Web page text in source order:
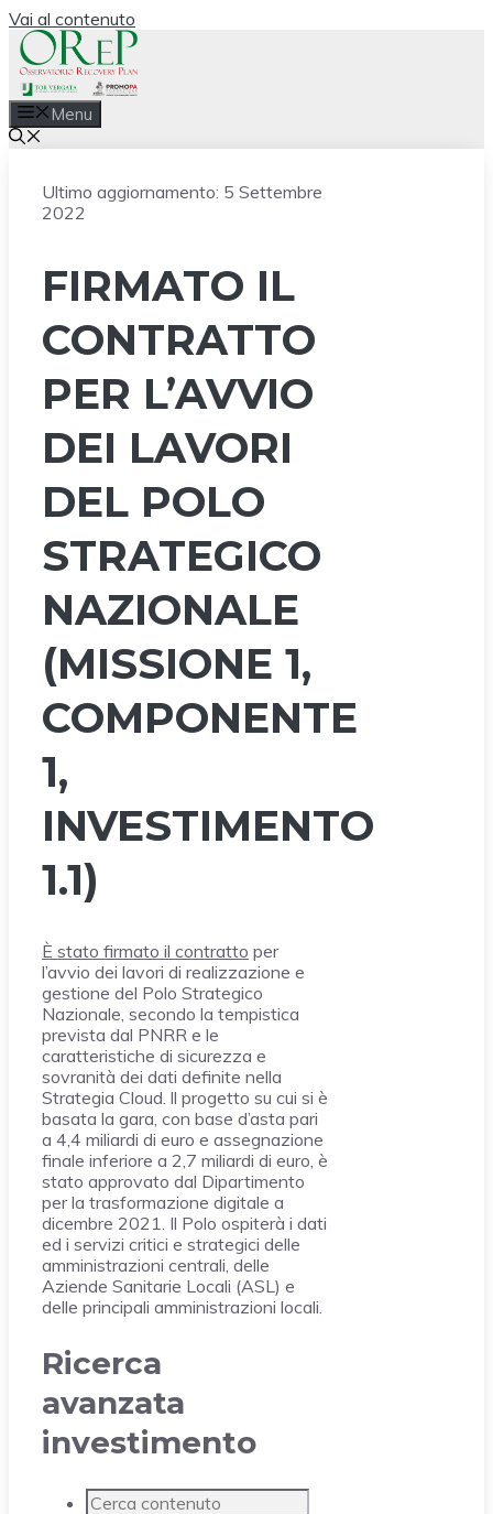
Vai al contenuto
Menu
Ultimo aggiornamento: 5 Settembre
2022
FIRMATO IL
CONTRATTO
PER L’AVVIO
DEI LAVORI
DEL POLO
STRATEGICO
NAZIONALE
(MISSIONE 1,
COMPONENTE
1,
INVESTIMENTO
1.1)
È stato firmato il contratto per
l’avvio dei lavori di realizzazione e
gestione del Polo Strategico
Nazionale, secondo la tempistica
prevista dal PNRR e le
caratteristiche di sicurezza e
sovranità dei dati definite nella
Strategia Cloud. ll progetto su cui si è
basata la gara, con base d’asta pari
a 4,4 miliardi di euro e assegnazione
finale inferiore a 2,7 miliardi di euro, è
stato approvato dal Dipartimento
per la trasformazione digitale a
dicembre 2021. Il Polo ospiterà i dati
ed i servizi critici e strategici delle
amministrazioni centrali, delle
Aziende Sanitarie Locali (ASL) e
delle principali amministrazioni locali.
Ricerca
avanzata
investimento